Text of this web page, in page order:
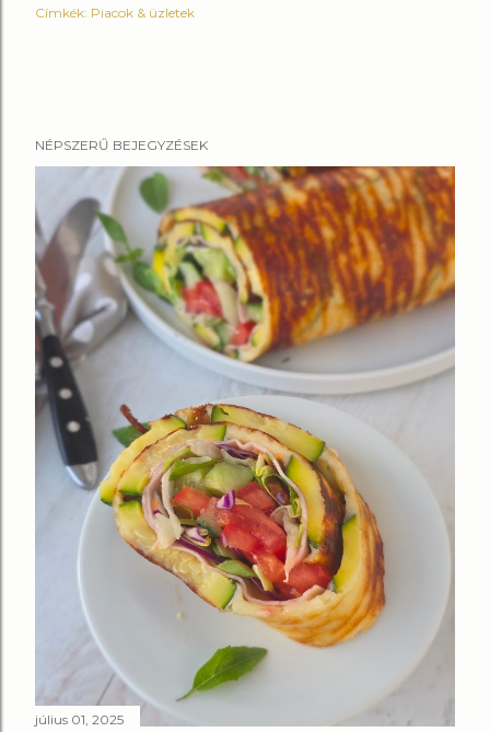
Címkék: Piacok & üzletek
NÉPSZERŰ BEJEGYZÉSEK
július 01, 2025